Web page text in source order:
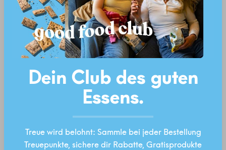
Bildergalerie überspringen
Dein Club des guten
Essens.
Treue wird belohnt: Sammle bei jeder Bestellung
Treuepunkte, sichere dir Rabatte, Gratisprodukte
Technisch erforderlich
Statistiken
Marketing
Komfortfunktionen
ALLE COOKIES AKZEPTIEREN